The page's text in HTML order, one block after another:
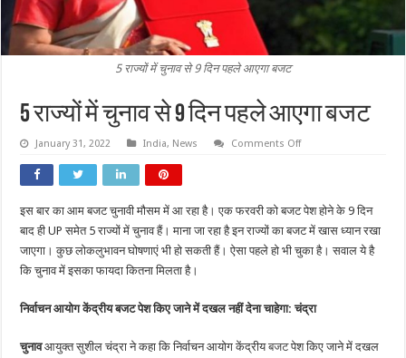
5 राज्यों में चुनाव से 9 दिन पहले आएगा बजट
5 राज्यों में चुनाव से 9 दिन पहले आएगा बजट
January 31, 2022 India, News Comments Offon
से
9
दिन
पहले
आएगा
बजट
इस बार का आम बजट चुनावी मौसम में आ रहा है। एक फरवरी को बजट पेश होने के 9 दिन
बाद ही UP समेत 5 राज्यों में चुनाव हैं। माना जा रहा है इन राज्यों का बजट में खास ध्यान रखा
जाएगा। कुछ लोकलुभावन घोषणाएं भी हो सकती हैं। ऐसा पहले हो भी चुका है। सवाल ये है
कि चुनाव में इसका फायदा कितना मिलता है।
निर्वाचन आयोग केंद्रीय बजट पेश किए जाने में दखल नहीं देना चाहेगा: चंद्रा
चुनावआयुक्त सुशील चंद्रा ने कहा कि निर्वाचन आयोग केंद्रीयबजटपेश किए जाने में दखल